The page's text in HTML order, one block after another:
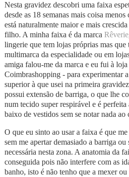
Nesta gravidez descobri uma faixa
desde as 18 semanas mais coisa
está naturalmente maior e mais
filho. A minha faixa é da marca Rêverie
lingerie que tem lojas próprias mas
multimarca da especialidade ou em
amiga falou-me da marca e eu fui à
Coimbrashopping - para experimentar
superior à que usei na primeira
possui extensão de barriga, o que lhe
num tecido super respirável e é
baixo de vestidos sem se notar nada ao
O que eu sinto ao usar a faixa é que
sem me apertar demasiado a barriga ou
necessária nesta zona. A anatomia da
conseguida pois não interfere com as
banho, isto é não tenho que a mexer